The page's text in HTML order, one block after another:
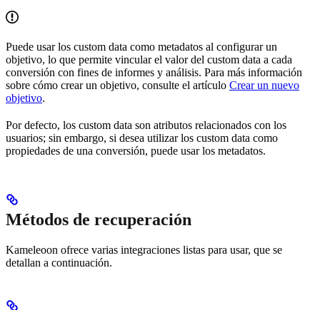
Puede usar los custom data como metadatos al configurar un
objetivo, lo que permite vincular el valor del custom data a cada
conversión con fines de informes y análisis. Para más información
sobre cómo crear un objetivo, consulte el artículo Crear un nuevo
objetivo.
Por defecto, los custom data son atributos relacionados con los
usuarios; sin embargo, si desea utilizar los custom data como
propiedades de una conversión, puede usar los metadatos.
Métodos de recuperación
Kameleoon ofrece varias integraciones listas para usar, que se
detallan a continuación.